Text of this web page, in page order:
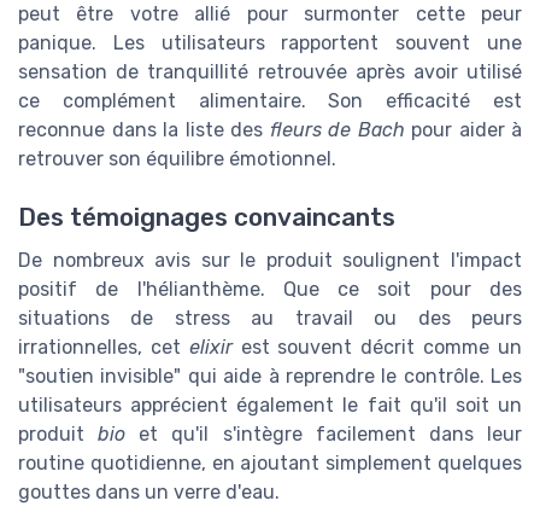
peut être votre allié pour surmonter cette peur
panique. Les utilisateurs rapportent souvent une
sensation de tranquillité retrouvée après avoir utilisé
ce complément alimentaire. Son efficacité est
reconnue dans la liste des fleurs de Bach pour aider à
retrouver son équilibre émotionnel.
Des témoignages convaincants
De nombreux avis sur le produit soulignent l'impact
positif de l'hélianthème. Que ce soit pour des
situations de stress au travail ou des peurs
irrationnelles, cet elixirest souvent décrit comme un
"soutien invisible" qui aide à reprendre le contrôle. Les
utilisateurs apprécient également le fait qu'il soit un
produitbio et qu'il s'intègre facilement dans leur
routine quotidienne, en ajoutant simplement quelques
gouttes dans un verre d'eau.